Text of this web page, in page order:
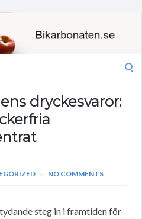
dryckesvaror:
NO COMMENTS
steg in i framtiden för